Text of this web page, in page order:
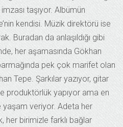
taşıyor. Albümün
kendisi. Müzik direktörü ise
Buradan da anlaşıldığı gibi
her aşamasında Gökhan
pek çok marifet olan
Tepe. Şarkılar yazıyor, gitar
produktörlük yapıyor ama en
yaşam veriyor. Adeta her
her birimizle farklı bağlar